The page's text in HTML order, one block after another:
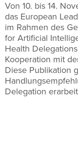
Von 10. bis 14.
das European
im Rahmen des
for Artificial
Health
Kooperation mit
Diese Publikation
Delegation